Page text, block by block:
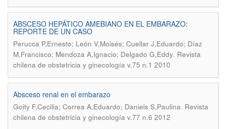
ABSCESO HEPÁTICO AMEBIANO EN EL EMBARAZO:
REPORTE DE UN CASO
Perucca P,Ernesto; León V,Moisés; Cuellar J,Eduardo; Díaz
M,Francisco; Mendoza A,Ignacio; Delgado G,Eddy. Revista
chilena de obstetricia y ginecología v.75 n.1 2010
Absceso renal en el embarazo
Goity F,Cecilia; Correa A,Eduardo; Daniels S,Paulina. Revista
chilena de obstetricia y ginecología v.77 n.6 2012